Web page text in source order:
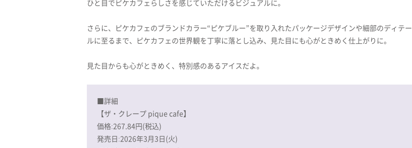
ひと目でピケカフェらしさを感じていただけるビジュアルに。
さらに、ピケカフェのブランドカラー“ピケブルー”を取り入れたパッケージデザインや細部のディテー
ルに至るまで、ピケカフェの世界観を丁寧に落とし込み、見た目にも心がときめく仕上がりに。
見た目からも心がときめく、特別感のあるアイスだよ。
■詳細
【ザ・クレープ pique cafe】
価格:267.84円(税込)
発売日:2026年3月3日(火)